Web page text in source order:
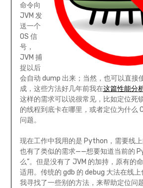
命令向
JVM 发
送一个
OS 信
号，
JVM 捕
捉以后
会自动 dump 出来；当然，也可以直接
成，这些方法好几年前我在这篇性能分
这样的需求可以说很常见，比如定位死
的线程到底卡在哪里，或者定位为什么
问题。
现在工作中我用的是 Python，需要线上
也有了类似的需求——想要知道当前的
么”。但是没有了 JVM 的加持，原有的
适用。传统的 gdb 的 debug 大法在线
我寻找了一些别的方法，来帮助定位问